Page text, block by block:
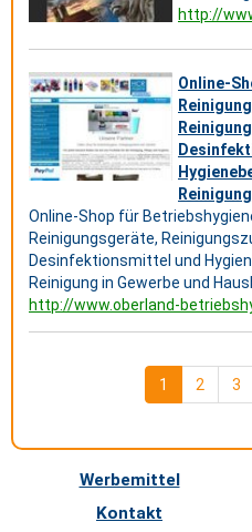
http://
Online-
Online-Shop für
Reinigungsgeräte,
Desinfektionsmittel und
Reinigung in Gewerbe und
http://www.oberland-
1 2 3
Werbemittel
Kontakt